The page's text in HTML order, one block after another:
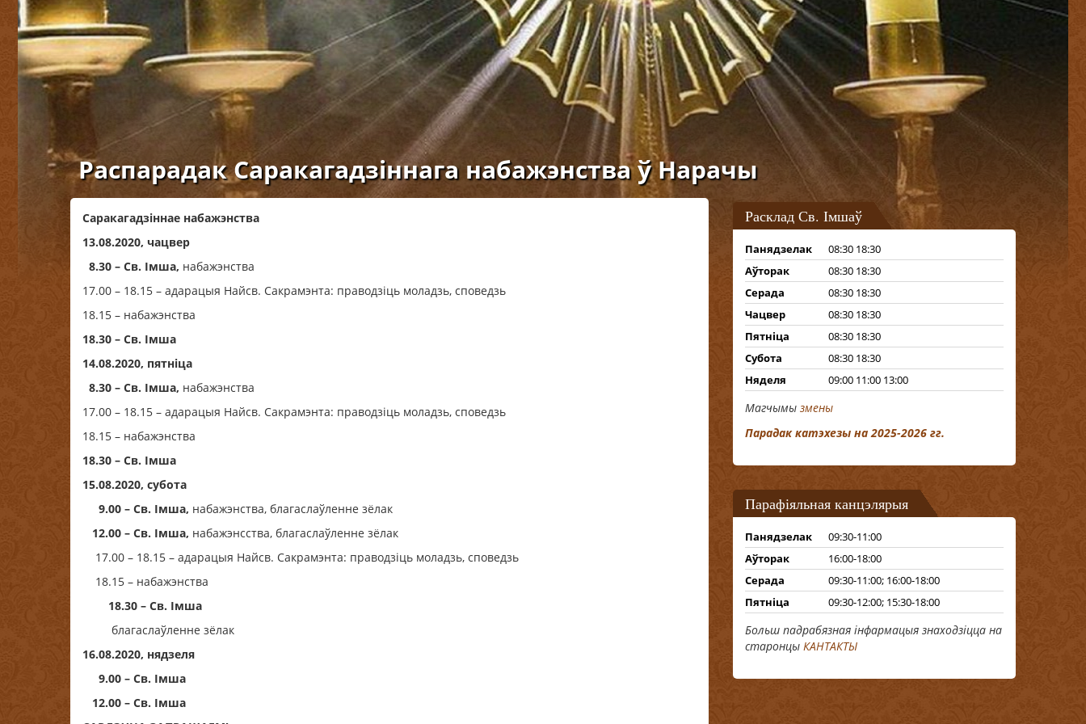
Распарадак Саракагадзіннага набажэнства ў Нарачы
Саракагадзіннае набажэнства
13.08.2020, чацвер
8.30 – Св. Імша, набажэнства
17.00 – 18.15 – адарацыя Найсв. Сакрамэнта: праводзіць моладзь, споведзь
18.15 – набажэнства
18.30 – Св. Імша
14.08.2020, пятніца
8.30 – Св. Імша, набажэнства
17.00 – 18.15 – адарацыя Найсв. Сакрамэнта: праводзіць моладзь, споведзь
18.15 – набажэнства
18.30 – Св. Імша
15.08.2020, субота
9.00 – Св. Імша, набажэнства, благаслаўленне зёлак
12.00 – Св. Імша, набажэнсства, благаслаўленне зёлак
17.00 – 18.15 – адарацыя Найсв. Сакрамэнта: праводзіць моладзь, споведзь
18.15 – набажэнства
18.30 – Св. Імша
благаслаўленне зёлак
16.08.2020, нядзеля
9.00 – Св. Імша
12.00 – Св. Імша
Расклад Св. Імшаў
Панядзелак
08:30 18:30
Аўторак
08:30 18:30
Серада
08:30 18:30
Чацвер
08:30 18:30
Пятніца
08:30 18:30
Субота
08:30 18:30
Няделя
09:00 11:00 13:00
Магчымы змены
Парадак катэхезы на 2025-2026 гг.
Парафіяльная канцэлярыя
Панядзелак
09:30-11:00
Аўторак
16:00-18:00
Серада
09:30-11:00; 16:00-18:00
Пятніца
09:30-12:00; 15:30-18:00
Больш падрабязная інфармацыя знаходзіцца на
старонцы КАНТАКТЫ